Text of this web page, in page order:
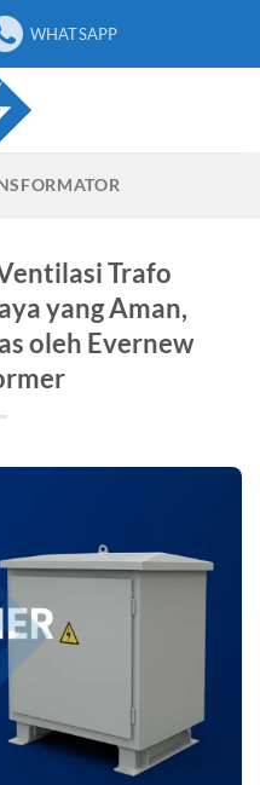
WHATSAPP
Trafo
yang Aman,
oleh Evernew